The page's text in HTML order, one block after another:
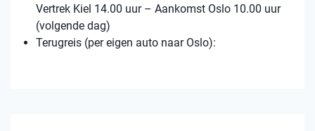
Vertrek Kiel 14.00 uur – Aankomst Oslo 10.00 uur
(volgende dag)
Terugreis (per eigen auto naar Oslo):